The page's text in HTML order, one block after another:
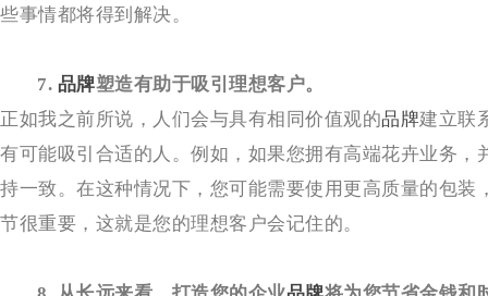
些事情都将得到解决。
7. 品牌塑造有助于吸引理想客户。
正如我之前所说，人们会与具有相同价值观的品牌建立联
有可能吸引合适的人。例如，如果您拥有高端花卉业务，
持一致。在这种情况下，您可能需要使用更高质量的包
节很重要，这就是您的理想客户会记住的。